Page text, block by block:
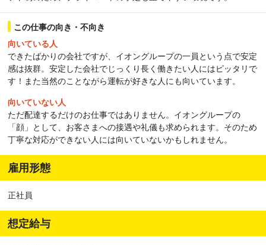
この仕事の向き・不向き
向いている人
できたばかりの会社ですが、イオングループの一員という点で安定
感は抜群。安定した会社でじっくり長く働きたい人にはピッタリで
す！また当然のことながら運転が好きな人にも向いています。
向いていない人
ただ配達するだけのお仕事ではありません。イオングループの
「顔」として、お客さまへの接遇や礼儀も求められます。そのため
丁寧な対応ができない人には向いていないかもしれません。
雇用形態
正社員
想定給与